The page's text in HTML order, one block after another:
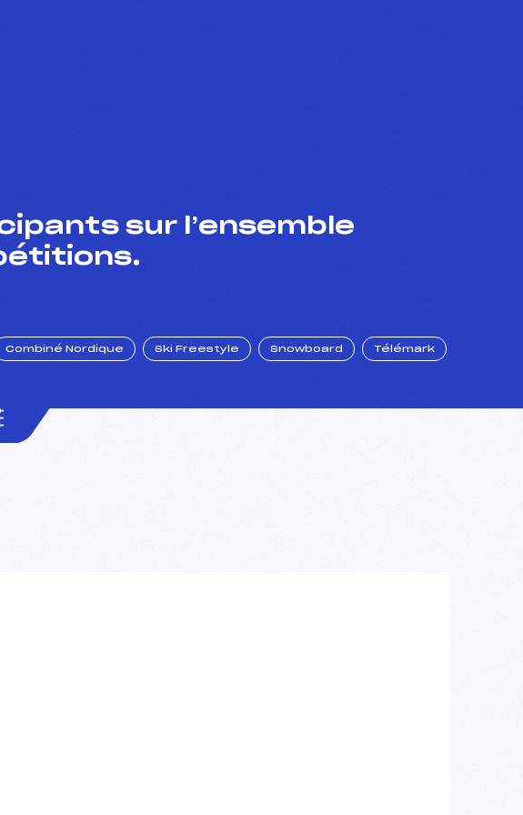
sur l’ensemble
Combiné Nordique Ski Freestyle Snowboard Télémark